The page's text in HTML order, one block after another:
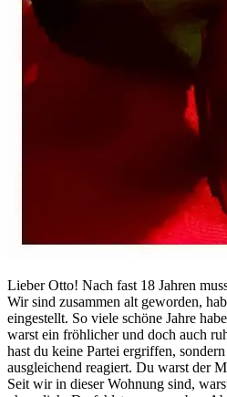
Lieber Otto! Nach fast 18 Jahren
Wir sind zusammen alt geworden,
eingestellt. So viele schöne Jahre
warst ein fröhlicher und doch auch
hast du keine Partei ergriffen,
ausgleichend reagiert. Du warst der
Seit wir in dieser Wohnung sind,